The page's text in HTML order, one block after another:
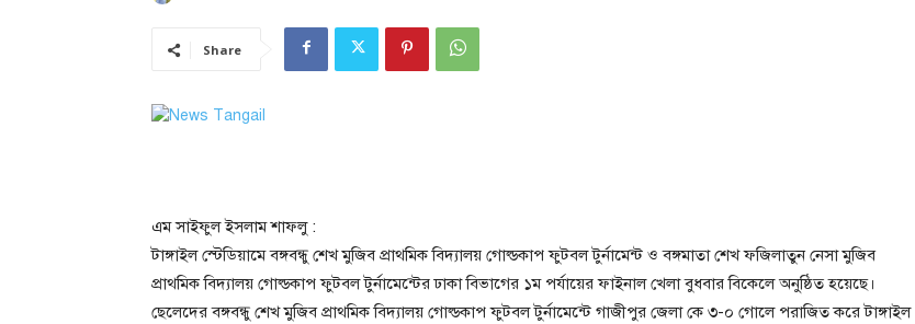
Share
এম সাইফুল ইসলাম শাফলু :
টাঙ্গাইল স্টেডিয়ামে বঙ্গবন্ধু শেখ মুজিব প্রাথমিক বিদ্যালয় গোল্ডকাপ ফুটবল টুর্নামেন্ট ও বঙ্গমাতা শেখ ফজিলাতুন নেসা মুজিব
প্রাথমিক বিদ্যালয় গোল্ডকাপ ফুটবল টুর্নামেন্টের ঢাকা বিভাগের ১ম পর্যায়ের ফাইনাল খেলা বুধবার বিকেলে অনুষ্ঠিত হয়েছে।
ছেলেদের বঙ্গবন্ধু শেখ মুজিব প্রাথমিক বিদ্যালয় গোল্ডকাপ ফুটবল টুর্নামেন্টে গাজীপুর জেলা কে ৩-০ গোলে পরাজিত করে টাঙ্গাইল